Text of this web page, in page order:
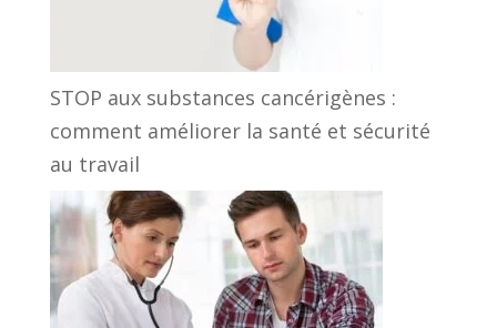
STOP aux substances cancérigènes :
comment améliorer la santé et sécurité
au travail